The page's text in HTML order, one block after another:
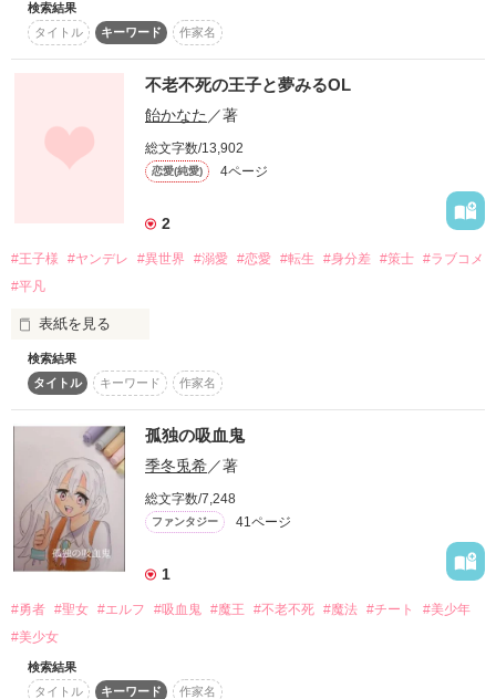
作品を読む
中学２年生から成長しなくなった
同時に、周囲の人間の記憶を変化させる能力を身に着つけた
何年も死なない人間がいると騒ぎになるから
その時であった優しい少年
どこかで見覚えのある手のぬくもり
だけどあたしは来年も中学２年生のまま
彼の記憶は消さなければならない……
「もう１度出会って恋をしよう」
彼が記憶を失ってもあたしは彼の後輩としてまた出会う
平凡に見える君は、永遠に歳をとらなくて、でも僕を救った。
その君の心に深い闇があると知っても
この想いは……心に降る想いは、とめられはしなかった。
検索結果
タイトル
キーワード 作家名
不老不死の王子と夢みるOL
飴かなた ／著
総文字数/13,902
恋愛(純愛) 4ページ
2
#王子様 #ヤンデレ #異世界 #溺愛 #恋愛 #転生 #身分差 #策士 #ラブコメ
#平凡
表紙を見る
恋愛経験ゼロの不老不死、エル王子。
プリンセスに憧れるあまり恋愛経験ゼロになってしまっている
元OLの海。
なんだかんだドタバタラブコメ……かと。
王道とは離れた物語に思えるかもしれませんが、わたしとして
は純愛ラブストーリーにしたい。
注目は、恋愛初心者ふたりの距離感と王子が恋愛経験ゼロのヒ
検索結果
タイトル
キーワード 作家名
孤独の吸血鬼
季冬兎希／著
総文字数/7,248
ファンタジー 41ページ
1
#勇者 #聖女 #エルフ #吸血鬼 #魔王 #不老不死 #魔法 #チート
#美少年
#美少女
検索結果
タイトル
キーワード 作家名